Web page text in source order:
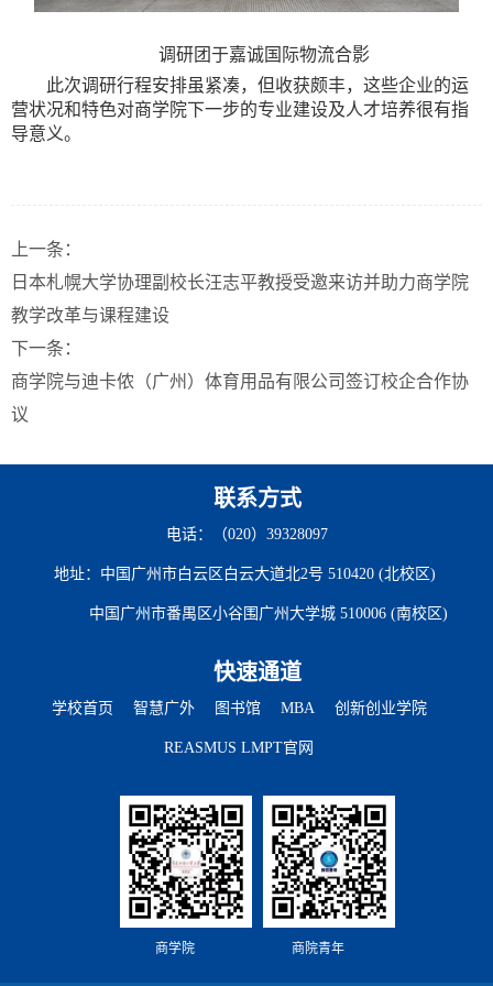
调研团于嘉诚国际物流合影
此次调研行程安排虽紧凑，但收获颇丰，这些企业的运
营状况和特色对商学院下一步的专业建设及人才培养很有指
导意义。
上一条：
日本札幌大学协理副校长汪志平教授受邀来访并助力商学院
教学改革与课程建设
下一条：
商学院与迪卡侬（广州）体育用品有限公司签订校企合作协
议
联系方式
电话：（020）39328097
地址：中国广州市白云区白云大道北2号 510420 (北校区)
中国广州市番禺区小谷围广州大学城 510006 (南校区)
快速通道
学校首页 智慧广外 图书馆 MBA 创新创业学院
REASMUS LMPT官网
商学院 商院青年